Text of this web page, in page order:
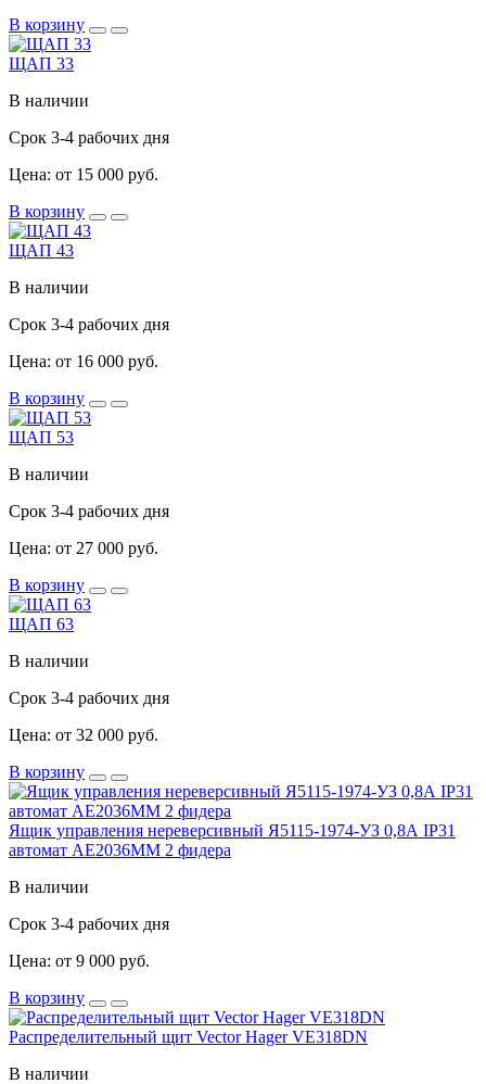
В корзину
ЩАП 33
В наличии
Срок 3-4 рабочих дня
Цена: от 15 000 руб.
В корзину
ЩАП 43
В наличии
Срок 3-4 рабочих дня
Цена: от 16 000 руб.
В корзину
ЩАП 53
В наличии
Срок 3-4 рабочих дня
Цена: от 27 000 руб.
В корзину
ЩАП 63
В наличии
Срок 3-4 рабочих дня
Цена: от 32 000 руб.
В корзину
Ящик управления нереверсивный Я5115-1974-УЗ 0,8А IP31
автомат АЕ2036ММ 2 фидера
В наличии
Срок 3-4 рабочих дня
Цена: от 9 000 руб.
В корзину
Распределительный щит Vector Hager VE318DN
В наличии